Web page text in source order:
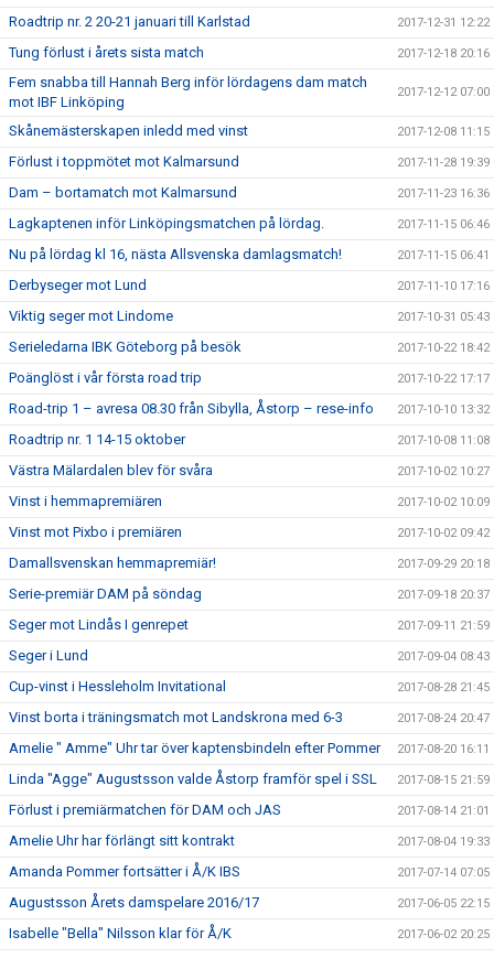
Roadtrip nr. 2 20-21 januari till Karlstad 2017-12-31 12:22
Tung förlust i årets sista match 2017-12-18 20:16
Fem snabba till Hannah Berg inför lördagens dam match
mot IBF Linköping
2017-12-12 07:00
Skånemästerskapen inledd med vinst 2017-12-08 11:15
Förlust i toppmötet mot Kalmarsund 2017-11-28 19:39
Dam – bortamatch mot Kalmarsund 2017-11-23 16:36
Lagkaptenen inför Linköpingsmatchen på lördag. 2017-11-15 06:46
Nu på lördag kl 16, nästa Allsvenska damlagsmatch! 2017-11-15 06:41
Derbyseger mot Lund 2017-11-10 17:16
Viktig seger mot Lindome 2017-10-31 05:43
Serieledarna IBK Göteborg på besök 2017-10-22 18:42
Poänglöst i vår första road trip 2017-10-22 17:17
Road-trip 1 – avresa 08.30 från Sibylla, Åstorp – rese-info 2017-10-10 13:32
Roadtrip nr. 1 14-15 oktober 2017-10-08 11:08
Västra Mälardalen blev för svåra 2017-10-02 10:27
Vinst i hemmapremiären 2017-10-02 10:09
Vinst mot Pixbo i premiären 2017-10-02 09:42
Damallsvenskan hemmapremiär! 2017-09-29 20:18
Serie-premiär DAM på söndag 2017-09-18 20:37
Seger mot Lindås I genrepet 2017-09-11 21:59
Seger i Lund 2017-09-04 08:43
Cup-vinst i Hessleholm Invitational 2017-08-28 21:45
Vinst borta i träningsmatch mot Landskrona med 6-3 2017-08-24 20:47
Amelie " Amme" Uhr tar över kaptensbindeln efter Pommer 2017-08-20 16:11
Linda "Agge" Augustsson valde Åstorp framför spel i SSL 2017-08-15 21:59
Förlust i premiärmatchen för DAM och JAS 2017-08-14 21:01
Amelie Uhr har förlängt sitt kontrakt 2017-08-04 19:33
Amanda Pommer fortsätter i Å/K IBS 2017-07-14 07:05
Augustsson Årets damspelare 2016/17 2017-06-05 22:15
Isabelle "Bella" Nilsson klar för Å/K 2017-06-02 20:25